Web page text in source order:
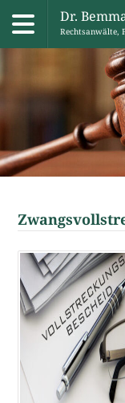
content
Dr.
Rechtsanwälte,